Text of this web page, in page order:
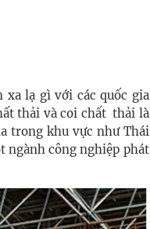
lạ gì với các quốc gia
thải và coi chất thải là
trong khu vực như Thái
ngành công nghiệp phát